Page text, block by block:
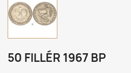
50 FILLÉR 1967 BP